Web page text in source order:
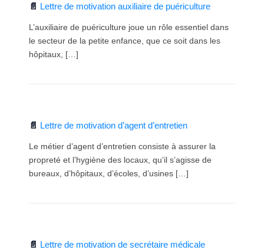
Lettre de motivation auxiliaire de puériculture
L’auxiliaire de puériculture joue un rôle essentiel dans
le secteur de la petite enfance, que ce soit dans les
hôpitaux, […]
Lettre de motivation d’agent d’entretien
Le métier d’agent d’entretien consiste à assurer la
propreté et l’hygiène des locaux, qu’il s’agisse de
bureaux, d’hôpitaux, d’écoles, d’usines […]
Lettre de motivation de secrétaire médicale